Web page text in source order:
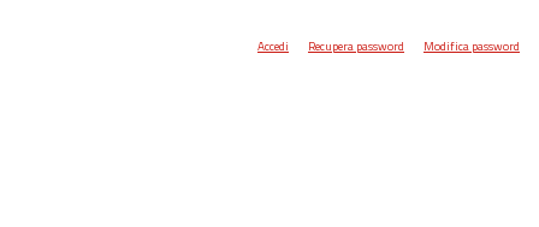
Accedi Recupera password Modifica password